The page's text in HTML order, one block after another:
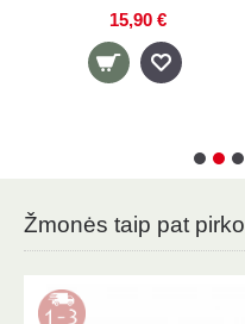
kišene WILLO
11,90 €
Žmonės taip pat pirko